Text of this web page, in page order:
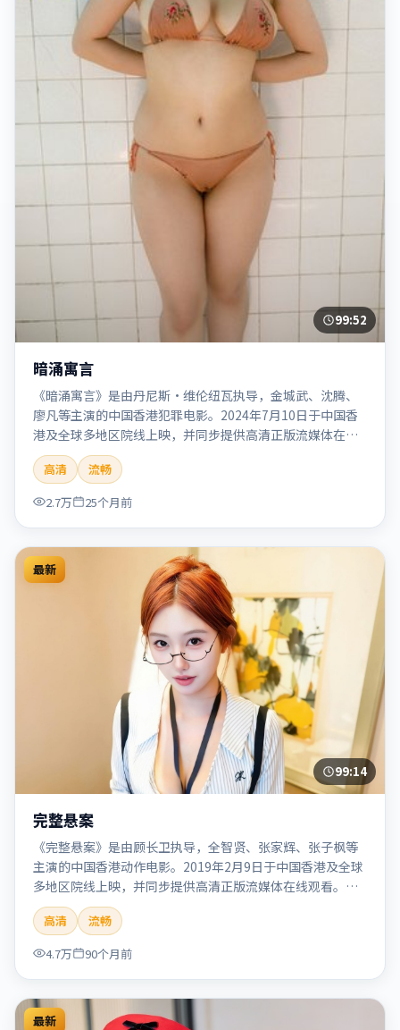
99:52
暗涌寓言
《暗涌寓言》是由丹尼斯·维伦纽瓦执导，金城武、沈腾、
廖凡等主演的中国香港犯罪电影。2024年7月10日于中国香
港及全球多地区院线上映，并同步提供高清正版流媒体在线
观看。剧情与看点：聚焦案件与人性灰色地带，张力十足，
兼具社会观察与戏剧冲突。本片适合检索「暗涌寓言」「丹
尼斯·维伦纽瓦」「犯罪」「中国香港」「2024」「2024-
07-10上映」等关键词的影迷阅读简介与主创信息。
高清
流畅
2.7万
25个月前
最新
99:14
完整悬案
《完整悬案》是由顾长卫执导，全智贤、张家辉、张子枫等
主演的中国香港动作电影。2019年2月9日于中国香港及全球
多地区院线上映，并同步提供高清正版流媒体在线观看。剧
情与看点：动作场面密集，节奏明快，适合喜欢热血追缉与
爆破场面的观众。本片适合检索「完整悬案」「顾长卫」
「动作」「中国香港」「2019」「2019-02-09上映」等关键
词的影迷阅读简介与主创信息。
高清
流畅
4.7万
90个月前
最新